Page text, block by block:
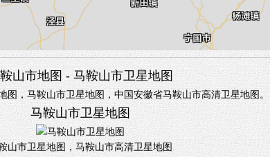
山市地图 - 马鞍山市卫星地图
图，马鞍山市卫星地图，中国安徽省马鞍山市高清卫星地图。
马鞍山市卫星地图
山市卫星地图，马鞍山市高清卫星地图